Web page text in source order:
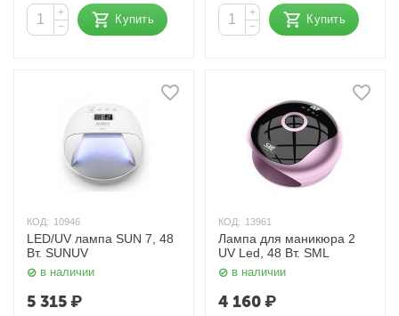
+
−
Купить
+
−
Купить
КОД: 10946
LED/UV лампа SUN 7, 48
Вт. SUNUV
в наличии
5 315₽
КОД: 13961
Лампа для маникюра 2
UV Led, 48 Вт. SML
в наличии
4 160₽